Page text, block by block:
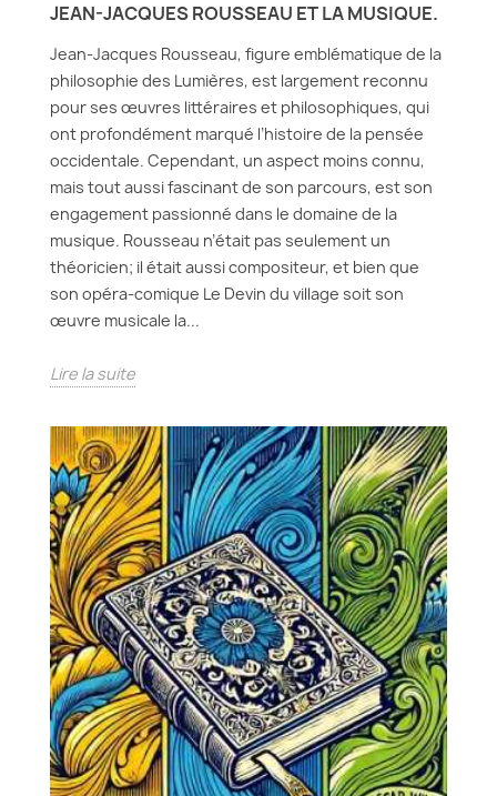
JEAN-JACQUES ROUSSEAU ET LA MUSIQUE.
Jean-Jacques Rousseau, figure emblématique de la
philosophie des Lumières, est largement reconnu
pour ses œuvres littéraires et philosophiques, qui
ont profondément marqué l’histoire de la pensée
occidentale. Cependant, un aspect moins connu,
mais tout aussi fascinant de son parcours, est son
engagement passionné dans le domaine de la
musique. Rousseau n’était pas seulement un
théoricien; il était aussi compositeur, et bien que
son opéra-comique Le Devin du village soit son
œuvre musicale la...
Lire la suite